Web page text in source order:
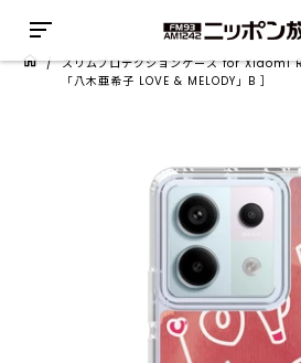
/スリムプロテクションケース for
「八木亜希子 LOVE & MELODY」B ］